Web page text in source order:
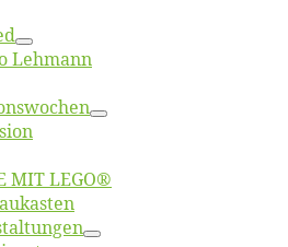
Lehmann
MIT LEGO®